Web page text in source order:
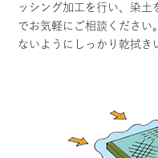
ッシング加工を行い、染土
でお気軽にご相談ください
ないようにしっかり乾拭き